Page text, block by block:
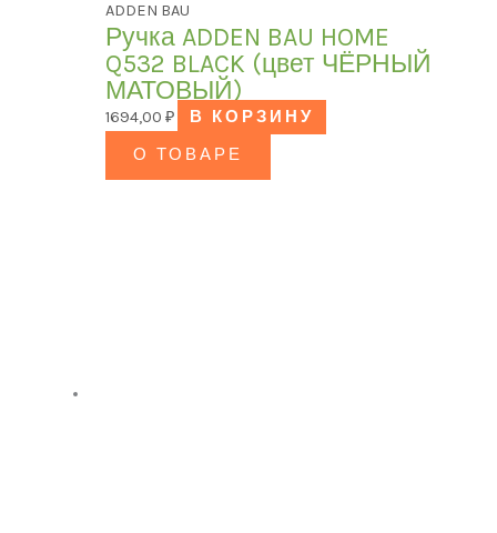
ADDEN BAU
Ручка ADDEN BAU HOME
Q532 BLACK (цвет ЧЁРНЫЙ
МАТОВЫЙ)
1694,00₽
В КОРЗИНУ
О ТОВАРЕ